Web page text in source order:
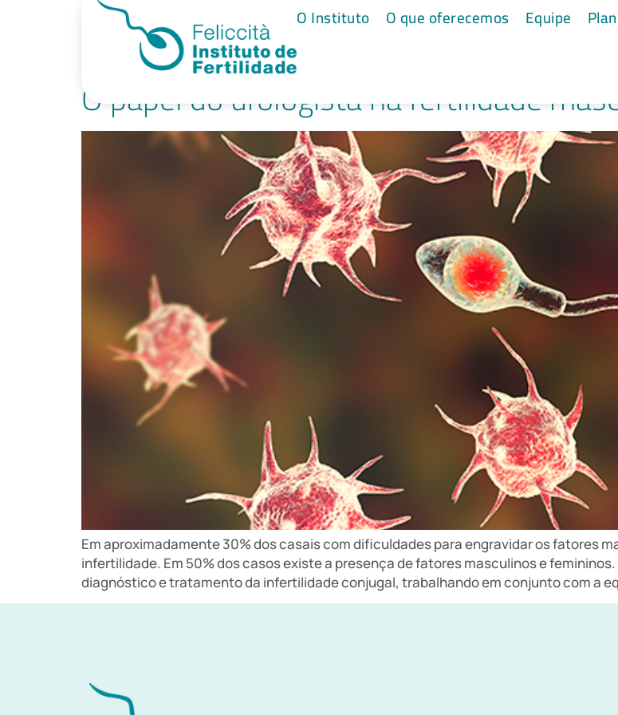
O Instituto O que oferecemos Equipe
Tag:urologista
O papel do urologista na fertilidade
Em aproximadamente 30% dos casais com dificuldades para engravidar os fatores
infertilidade. Em 50% dos casos existe a presença de fatores masculinos e
diagnóstico e tratamento da infertilidade conjugal, trabalhando em conjunto com a